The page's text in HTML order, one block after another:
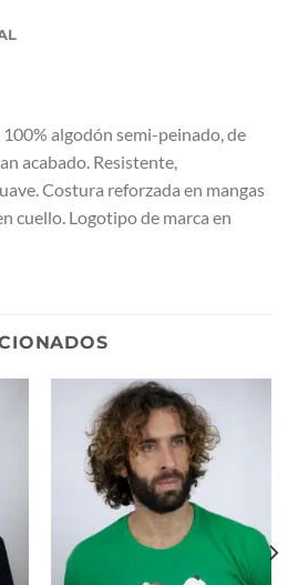
algodón semi-peinado, de
acabado. Resistente,
Costura reforzada en mangas
cuello. Logotipo de marca en